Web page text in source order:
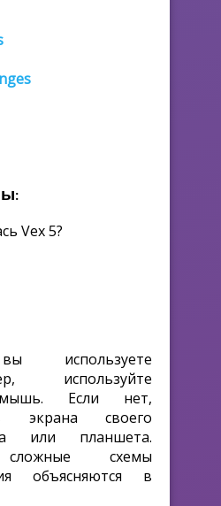
Vex 5?
используете
используйте
Если нет,
экрана своего
или планшета.
схемы
объясняются в